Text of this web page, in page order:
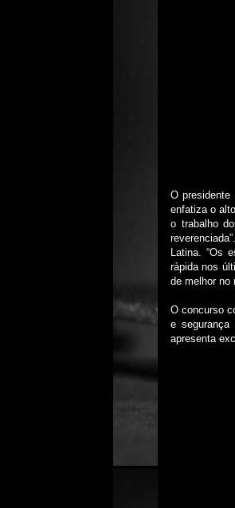
O presidente
enfatiza o
o trabalho
Latina. “Os
rápida nos
de melhor no
O concurso
e
apresenta